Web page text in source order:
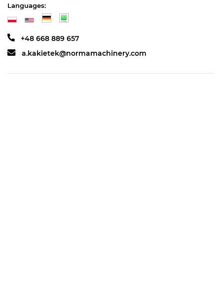
Languages:
+48 668 889 657
a.kakietek@normamachinery.com